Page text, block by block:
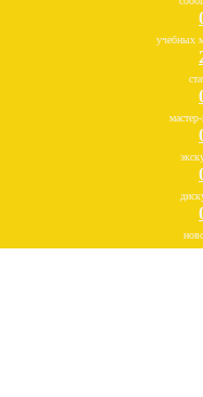
учебных